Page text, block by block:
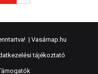
| Vasárnap.hu
tájékoztató